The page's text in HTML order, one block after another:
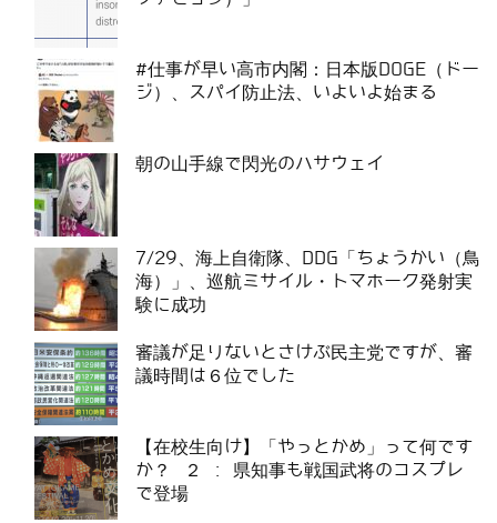
#仕事が早い高市内閣：日本版DOGE（ドー
ジ）、スパイ防止法、いよいよ始まる
朝の山手線で閃光のハサウェイ
7/29、海上自衛隊、DDG「ちょうかい（鳥
海）」、巡航ミサイル・トマホーク発射実
験に成功
審議が足りないとさけぶ民主党ですが、審
議時間は６位でした
【在校生向け】「やっとかめ」って何です
か？ ２ : 県知事も戦国武将のコスプレ
で登場